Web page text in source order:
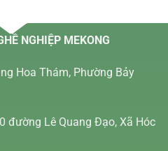
NGHIỆP MEKONG
Hoa Thám, Phường Bảy
đường Lê Quang Đạo, Xã Hóc